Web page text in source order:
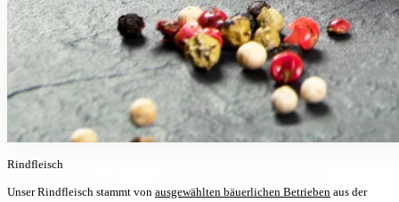
Rindfleisch
Unser Rindfleisch stammt von ausgewählten bäuerlichen Betrieben aus der